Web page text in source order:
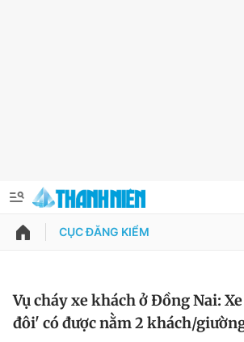
QUẢNG CÁO
Thông tin tài khoản
Đổi mật khẩu
CỤC ĐĂNG KIỂM
Vụ cháy xe khách ở Đồng Nai:
đôi' có được nằm 2 khách/